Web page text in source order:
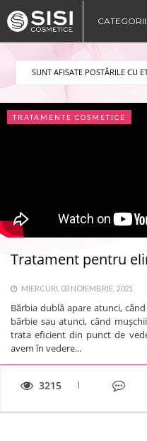
CATEGORII
SUNT AFISATE POSTĂRILE CU
TRATAMENTE COSMETICE
Tratament pentru
MIERCURI, 03 NOIEMBRIE, 2021
Bărbia dublă apare atunci,
bărbie sau atunci, când
trata eficient din punct de
avem în vedere...
3215